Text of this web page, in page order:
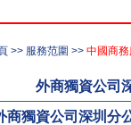
>> 服務范圍 >> 中國商
外商獨資公司
商獨資公司深圳分